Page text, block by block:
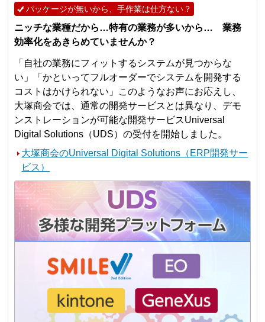
パッケージが無いから、手作業は仕方ない？
ニッチな業種だから…特有の業務が多いから… 業務
効率化をあきらめていませんか？
「自社の業務にフィットするシステムが見つからな
い」「かといってフルオーダーでシステムを開発する
コストはかけられない」このようなお声にお応えし、
大塚商会では、通常の開発サービスとは異なり、デモ
ンストレーションが可能な開発サービスUniversal
Digital Solutions（UDS）の受付を開始しました。
大塚商会のUniversal Digital Solutions（ERP開発サー
ビス）